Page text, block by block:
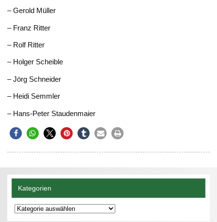
– Gerold Müller
– Franz Ritter
– Rolf Ritter
– Holger Scheible
– Jörg Schneider
– Heidi Semmler
– Hans-Peter Staudenmaier
Kategorien
Kategorien